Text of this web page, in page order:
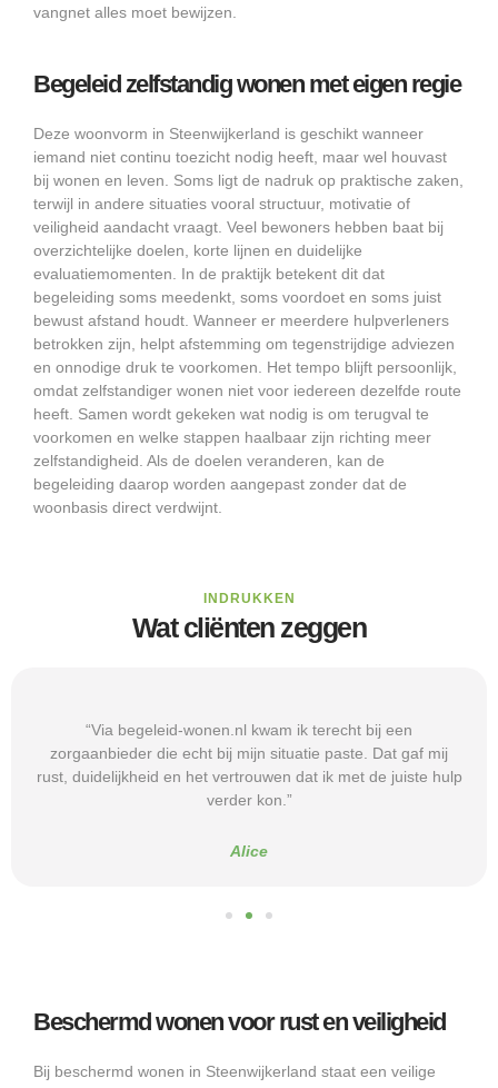
vangnet alles moet bewijzen.
Begeleid zelfstandig wonen met eigen regie
Deze woonvorm in Steenwijkerland is geschikt wanneer
iemand niet continu toezicht nodig heeft, maar wel houvast
bij wonen en leven. Soms ligt de nadruk op praktische zaken,
terwijl in andere situaties vooral structuur, motivatie of
veiligheid aandacht vraagt. Veel bewoners hebben baat bij
overzichtelijke doelen, korte lijnen en duidelijke
evaluatiemomenten. In de praktijk betekent dit dat
begeleiding soms meedenkt, soms voordoet en soms juist
bewust afstand houdt. Wanneer er meerdere hulpverleners
betrokken zijn, helpt afstemming om tegenstrijdige adviezen
en onnodige druk te voorkomen. Het tempo blijft persoonlijk,
omdat zelfstandiger wonen niet voor iedereen dezelfde route
heeft. Samen wordt gekeken wat nodig is om terugval te
voorkomen en welke stappen haalbaar zijn richting meer
zelfstandigheid. Als de doelen veranderen, kan de
begeleiding daarop worden aangepast zonder dat de
woonbasis direct verdwijnt.
INDRUKKEN
Wat cliënten zeggen
“Via begeleid-wonen.nl kwam ik terecht bij een
zorgaanbieder die echt bij mijn situatie paste. Dat gaf mij
rust, duidelijkheid en het vertrouwen dat ik met de juiste hulp
verder kon.”
Alice
Beschermd wonen voor rust en veiligheid
Bij beschermd wonen in Steenwijkerland staat een veilige